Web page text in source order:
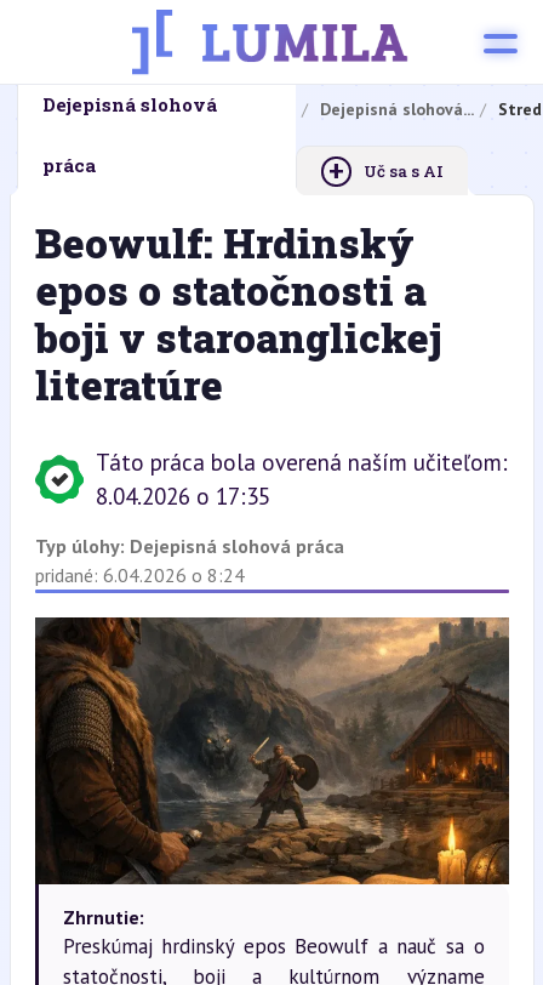
Domovská stránka Domáce úlohy Dejepisná slohová...
Dejepisná slohová
práca + Uč sa s AI
Beowulf: Hrdinský
epos o statočnosti a
boji v staroanglickej
literatúre
Táto práca bola overená naším učiteľom:
8.04.2026 o 17:35
Typ úlohy: Dejepisná slohová práca
pridané: 6.04.2026 o 8:24
Zhrnutie:
Preskúmaj hrdinský epos Beowulf a nauč sa o
statočnosti, boji a kultúrnom význame